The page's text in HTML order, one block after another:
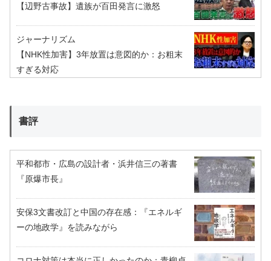
【辺野古事故】遺族が百田発言に激怒
ジャーナリズム
【NHK性加害】3年放置は意図的か：お粗末
すぎる対応
書評
平和都市・広島の設計者・浜井信三の著書
『原爆市長』
安保3文書改訂と中国の存在感：『エネルギ
ーの地政学』を読みながら